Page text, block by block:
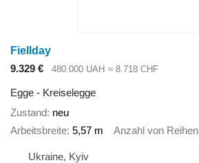
Fiellday
9.329 €
480.000 UAH ≈ 8.718 CHF
Egge - Kreiselegge
Zustand neu
Arbeitsbreite 5,57 m Anzahl von Reihen
Ukraine, Kyiv